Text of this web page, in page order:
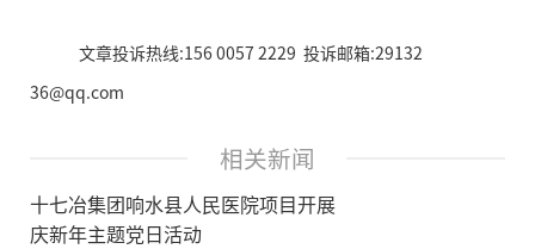
文章投诉热线:156 0057 2229 投诉邮箱:29132
36@qq.com
相关新闻
十七冶集团响水县人民医院项目开展
庆新年主题党日活动